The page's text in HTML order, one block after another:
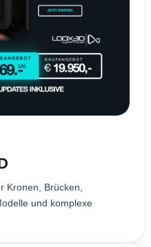
Kronen, Brücken,
und komplexe